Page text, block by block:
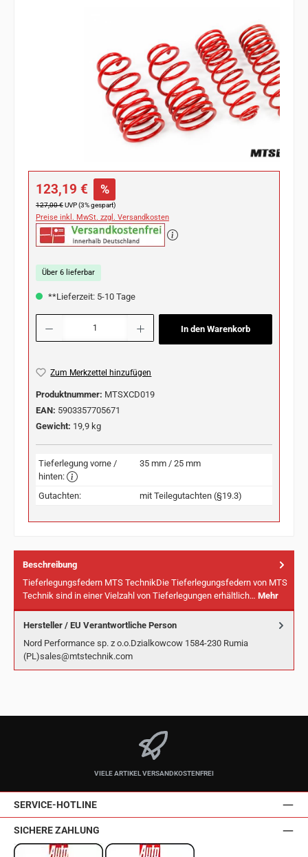
Verkaufspreis:
123,19 € %
Regulärer Preis:
127,00 €UVP (3% gespart)
Preise inkl. MwSt. zzgl. Versandkosten
Über 6 lieferbar
**Lieferzeit: 5-10 Tage
Produkt Anzahl: Gib den gewünschten Wert ein oder benutze die Schaltflächen
In den Warenkorb
Zum Merkzettel hinzufügen
Produktnummer: MTSXCD019
EAN: 5903357705671
Gewicht: 19,9 kg
Tieferlegung vorne /
hinten:
35 mm / 25 mm
Gutachten: mit Teilegutachten (§19.3)
Beschreibung
Tieferlegungsfedern MTS TechnikDie Tieferlegungsfedern von MTS
Technik sind in einer Vielzahl von Tieferlegungen erhältlich… Mehr
Hersteller / EU Verantwortliche Person
Nord Performance sp. z o.o.Dzialkowcow 1584-230 Rumia
(PL)sales@mtstechnik.com
VIELE ARTIKEL VERSANDKOSTENFREI
SERVICE-HOTLINE
SICHERE ZAHLUNG